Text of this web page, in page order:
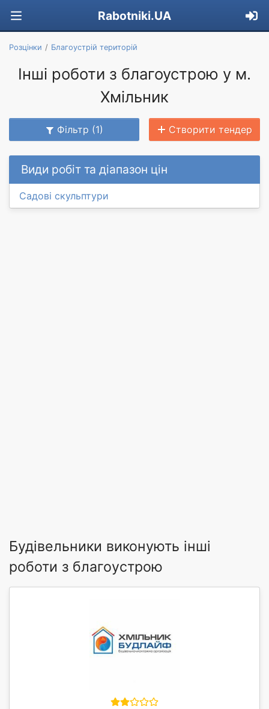
Rabotniki.UA
Розцінки Благоустрій територій
Інші роботи з благоустрою у м.
Хмільник
Фільтр (1) Створити тендер
Види робіт та діапазон цін
Садові скульптури
Будівельники виконують інші
роботи з благоустрою